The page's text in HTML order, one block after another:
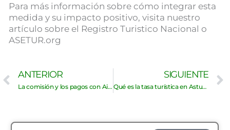
Para más información sobre cómo integrar esta
medida y su impacto positivo, visita nuestro
artículo sobre el Registro Turistico Nacional o
ASETUR.org
Ant
ANTERIOR
La comisión y los pagos con Airbnb
SIGUIENTE
Qué es la tasa turística en Asturias y cómo afectaría a las casas rurales